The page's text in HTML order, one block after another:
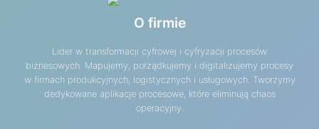
O firmie
Lider w transformacji cyfrowej i cyfryzacji procesów
biznesowych. Mapujemy, porządkujemy i digitalizujemy procesy
w firmach produkcyjnych, logistycznych i usługowych. Tworzymy
dedykowane aplikacje procesowe, które eliminują chaos
operacyjny.